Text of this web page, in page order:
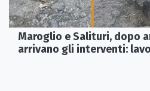
Maroglio e Salituri, dopo
arrivano gli interventi: